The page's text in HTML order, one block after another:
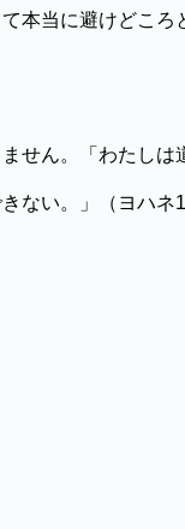
本当に避けどころ
ん。「わたしは
ない。」（ヨハネ